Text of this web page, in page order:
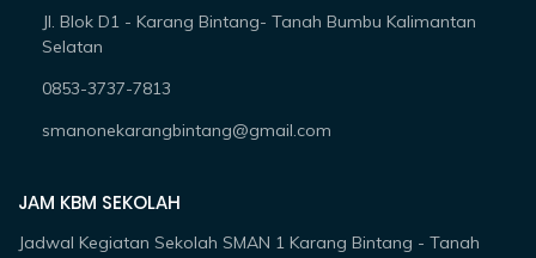
Jl. Blok D1 - Karang Bintang- Tanah Bumbu Kalimantan
Selatan
0853-3737-7813
smanonekarangbintang@gmail.com
JAM KBM SEKOLAH
Jadwal Kegiatan Sekolah SMAN 1 Karang Bintang - Tanah